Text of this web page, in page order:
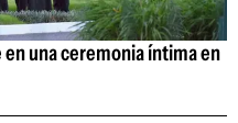
en una ceremonia íntima en